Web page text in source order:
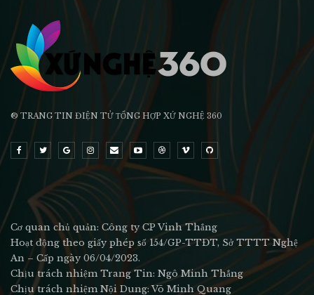
® TRANG TIN ĐIỆN TỬ ТỔNG HỢP XỨ NGHỆ 360
Cơ quan chủ quản: Công ty CP Vinh Thắng
Hoạt động theo giấy phép số 154/GP-TTĐT, Sở TTTT Nghệ
An – Cấp ngày 06/04/2023.
Chịu trách nhiệm Trang Tin: Ngô Minh Thắng
Chịu trách nhiệm Nội Dung: Võ Minh Quang